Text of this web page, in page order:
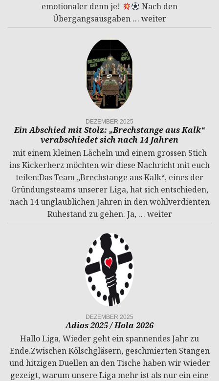
emotionaler denn je!
Nach den
Übergangsausgaben … weiter
DEZEMBER 2025
Ein Abschied mit Stolz: „Brechstange aus Kalk“
verabschiedet sich nach 14 Jahren
mit einem kleinen Lächeln und einem grossen Stich
ins Kickerherz möchten wir diese Nachricht mit euch
teilen:Das Team „Brechstange aus Kalk“, eines der
Gründungsteams unserer Liga, hat sich entschieden,
nach 14 unglaublichen Jahren in den wohlverdienten
Ruhestand zu gehen. Ja, … weiter
DEZEMBER 2025
Adios 2025 / Hola 2026
Hallo Liga, Wieder geht ein spannendes Jahr zu
Ende.Zwischen Kölschgläsern, geschmierten Stangen
und hitzigen Duellen an den Tische haben wir wieder
gezeigt, warum unsere Liga mehr ist als nur ein eine